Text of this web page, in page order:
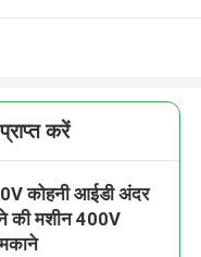
करें
कोहनी आईडी अंदर
की मशीन 400V